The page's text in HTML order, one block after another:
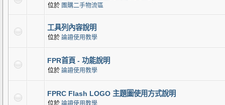
位於 團購二手物流區
工具列內容說明
位於 論譠使用教學
FPR首頁 - 功能說明
位於 論譠使用教學
FPRC Flash LOGO 主題圖使用方式說明
位於 論譠使用教學